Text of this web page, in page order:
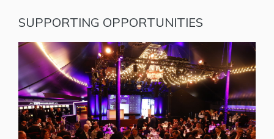
SUPPORTING OPPORTUNITIES